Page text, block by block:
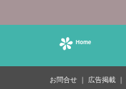
Home
お問合せ 広告掲載